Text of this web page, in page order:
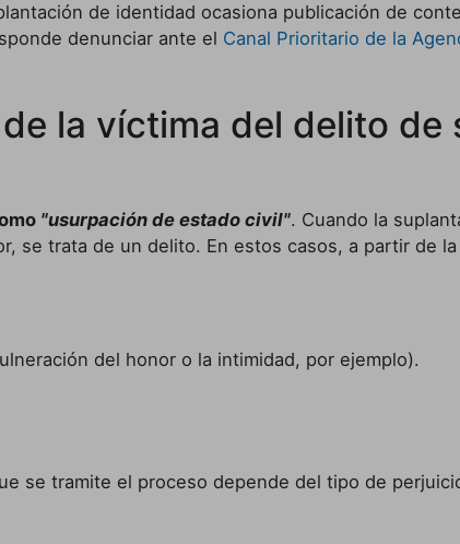
de identidad ocasiona publicación de
denunciar ante el Canal Prioritario de la
la víctima del delito de
"usurpación de estado civil". Cuando la
se trata de un delito. En estos casos, a partir de
del honor o la intimidad, por ejemplo).
se tramite el proceso depende del tipo de